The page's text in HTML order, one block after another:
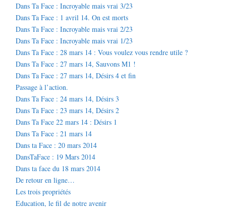
Dans Ta Face : Incroyable mais vrai 3/23
Dans Ta Face : 1 avril 14. On est morts
Dans Ta Face : Incroyable mais vrai 2/23
Dans Ta Face : Incroyable mais vrai 1/23
Dans Ta Face : 28 mars 14 : Vous voulez vous rendre utile ?
Dans Ta Face : 27 mars 14, Sauvons M1 !
Dans Ta Face : 27 mars 14, Désirs 4 et fin
Passage à l’action.
Dans Ta Face : 24 mars 14, Désirs 3
Dans Ta Face : 23 mars 14, Désirs 2
Dans Ta Face 22 mars 14 : Désirs 1
Dans Ta Face : 21 mars 14
Dans ta Face : 20 mars 2014
DansTaFace : 19 Mars 2014
Dans ta face du 18 mars 2014
De retour en ligne…
Les trois propriétés
Education, le fil de notre avenir